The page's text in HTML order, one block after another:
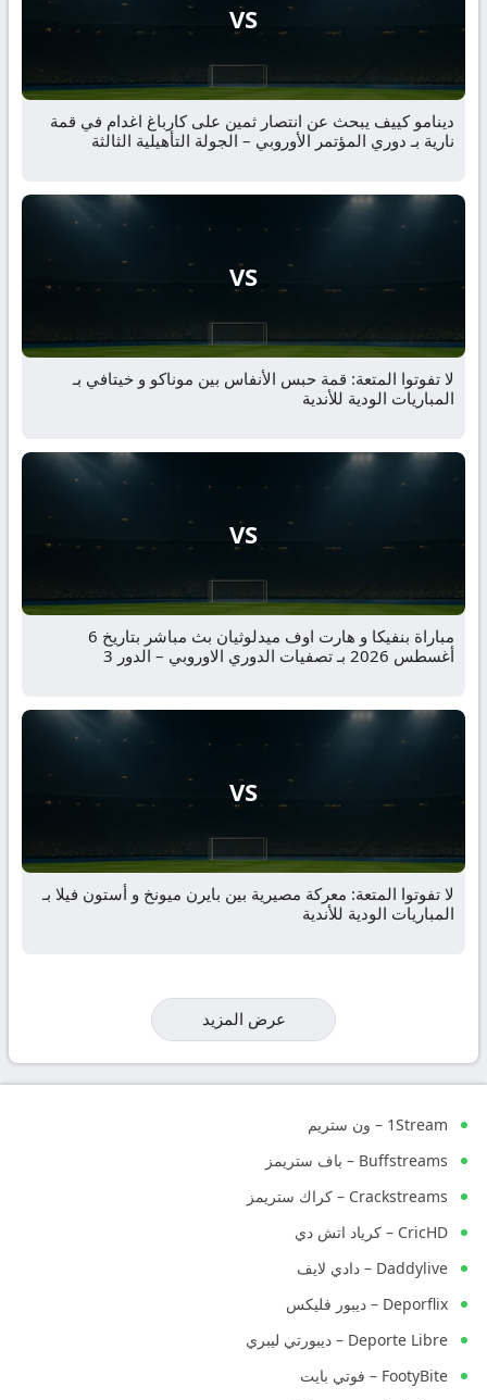
VS
دينامو كييف يبحث عن انتصار ثمين على كارباغ اغدام في قمة
نارية بـ دوري المؤتمر الأوروبي – الجولة التأهيلية الثالثة
VS
لا تفوتوا المتعة: قمة حبس الأنفاس بين موناكو و خيتافي بـ
المباريات الودية للأندية
VS
مباراة بنفيكا و هارت اوف ميدلوثيان بث مباشر بتاريخ 6
أغسطس 2026 بـ تصفيات الدوري الاوروبي – الدور 3
VS
لا تفوتوا المتعة: معركة مصيرية بين بايرن ميونخ و أستون فيلا بـ
المباريات الودية للأندية
عرض المزيد
1Stream – ون ستريم
Buffstreams – باف ستريمز
Crackstreams – كراك ستريمز
CricHD – كرياد اتش دي
Daddylive – دادي لايف
Deporflix – ديبور فليكس
Deporte Libre – ديبورتي ليبري
FootyBite – فوتي بايت